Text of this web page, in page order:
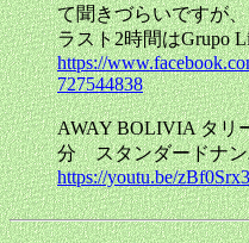
て聞きづらいですが
ラスト2時間はGrupo
https://
727544838
AWAY BOLIVIA タ
分 スタンダードナン
https://youtu.be/